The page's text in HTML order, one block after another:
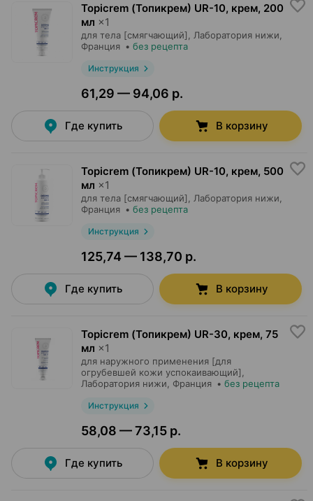
Topicrem (Топикрем) UR-10, крем, 200
мл ×1
для тела [смягчающий], Лаборатория нижи
Франция • без рецепта
Инструкция
61,29 — 94,06 р.
Где купить В корзину
Topicrem (Топикрем) UR-10, крем, 500
мл ×1
для тела [смягчающий], Лаборатория нижи
Франция • без рецепта
Инструкция
125,74 — 138,70 р.
Где купить В корзину
Topicrem (Топикрем) UR-30, крем, 75
мл ×1
для наружного применения [для
огрубевшей кожи успокаивающий],
Лаборатория нижи , Франция • без рецепта
Инструкция
58,08 — 73,15 р.
Где купить В корзину